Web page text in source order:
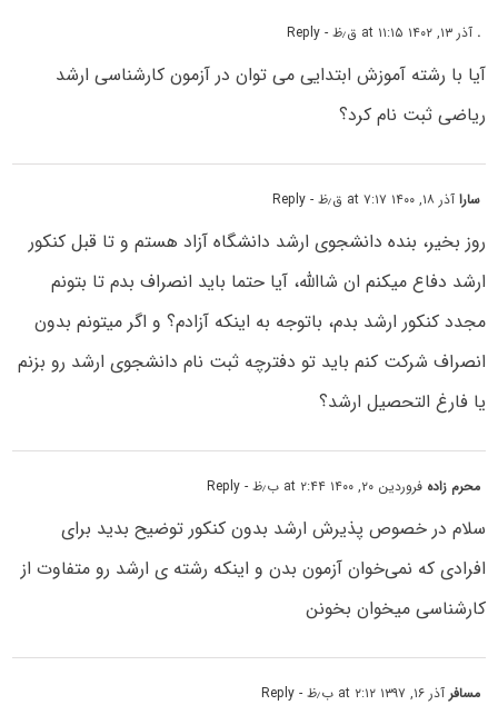
. آذر ۱۳, ۱۴۰۲ at ۱۱:۱۵ ق٫ظ - Reply
آیا با رشته آموزش ابتدایی می توان در آزمون کارشناسی ارشد
ریاضی ثبت نام کرد؟
ساراآذر ۱۸, ۱۴۰۰ at ۷:۱۷ ق٫ظ - Reply
روز بخیر، بنده دانشجوی ارشد دانشگاه آزاد هستم و تا قبل کنکور
ارشد دفاع میکنم ان شاالله، آیا حتما باید انصراف بدم تا بتونم
مجدد کنکور ارشد بدم، باتوجه به اینکه آزادم؟ و اگر میتونم بدون
انصراف شرکت کنم باید تو دفترچه ثبت نام دانشجوی ارشد رو بزنم
یا فارغ التحصیل ارشد؟
محرم زاده فروردین ۲۰, ۱۴۰۰ at ۲:۴۴ ب٫ظ - Reply
سلام در خصوص پذیرش ارشد بدون کنکور توضیح بدید برای
افرادی که نمی‌خوان آزمون بدن و اینکه رشته ی ارشد رو متفاوت از
کارشناسی میخوان بخونن
مسافرآذر ۱۶, ۱۳۹۷ at ۲:۱۲ ب٫ظ - Reply